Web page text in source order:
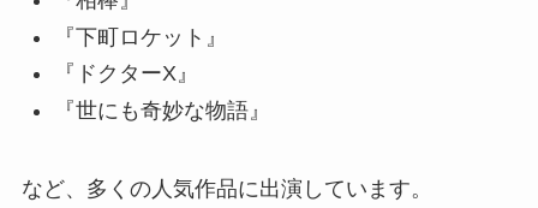
『下町ロケット』
『ドクターX』
『世にも奇妙な物語』
など、多くの人気作品に出演しています。